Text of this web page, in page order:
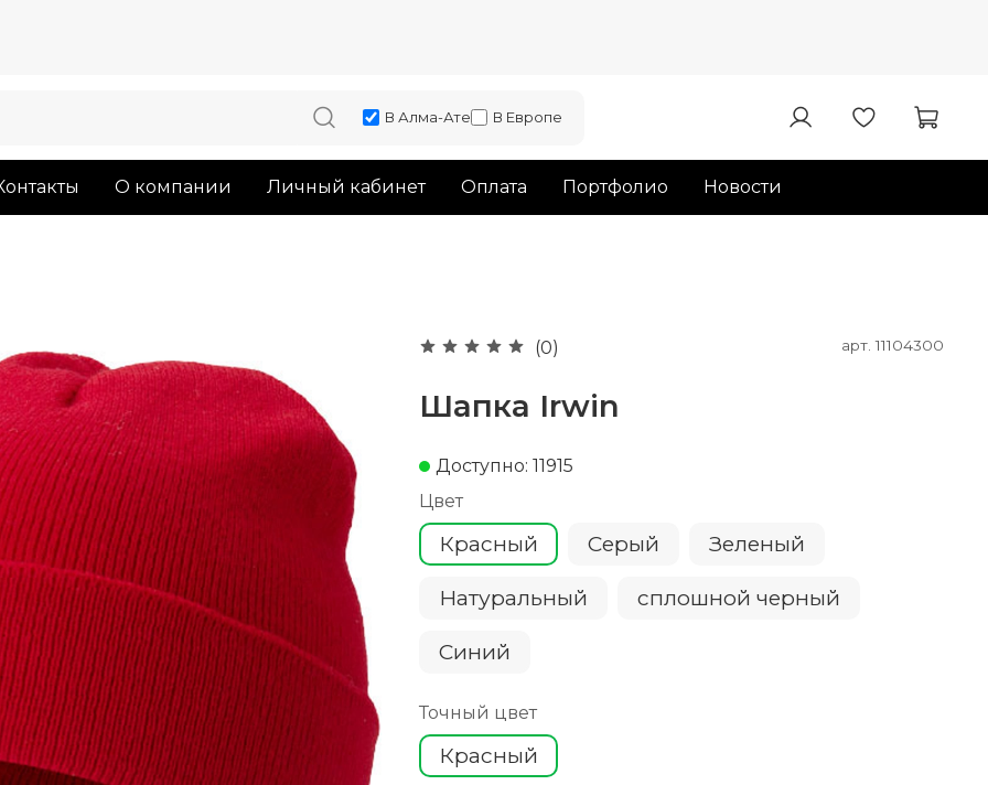
В Алма-Ате В Европе
О компании Личный кабинет Оплата Портфолио Новости
(0) арт.11104300
Шапка Irwin
Доступно: 11915
Цвет
Красный Серый Зеленый
Натуральный сплошной черный
Cиний
Точный цвет
Красный